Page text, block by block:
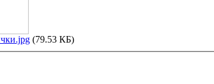
(79.53 КБ)